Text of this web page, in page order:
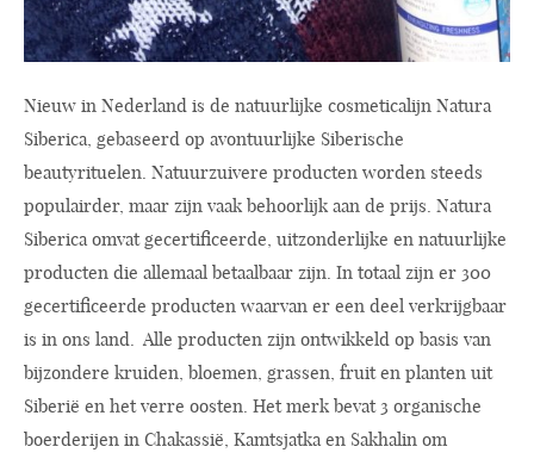
Nieuw in Nederland is de natuurlijke cosmeticalijn Natura
Siberica, gebaseerd op avontuurlijke Siberische
beautyrituelen. Natuurzuivere producten worden steeds
populairder, maar zijn vaak behoorlijk aan de prijs. Natura
Siberica omvat gecertificeerde, uitzonderlijke en natuurlijke
producten die allemaal betaalbaar zijn. In totaal zijn er 300
gecertificeerde producten waarvan er een deel verkrijgbaar
is in ons land. Alle producten zijn ontwikkeld op basis van
bijzondere kruiden, bloemen, grassen, fruit en planten uit
Siberië en het verre oosten. Het merk bevat 3 organische
boerderijen in Chakassië, Kamtsjatka en Sakhalin om